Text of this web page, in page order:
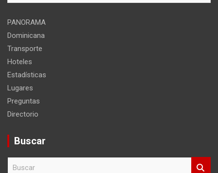
PANORAMA
Dominicana
Transporte
Hoteles
Estadísticas
Lugares
Preguntas
Directorio
Buscar